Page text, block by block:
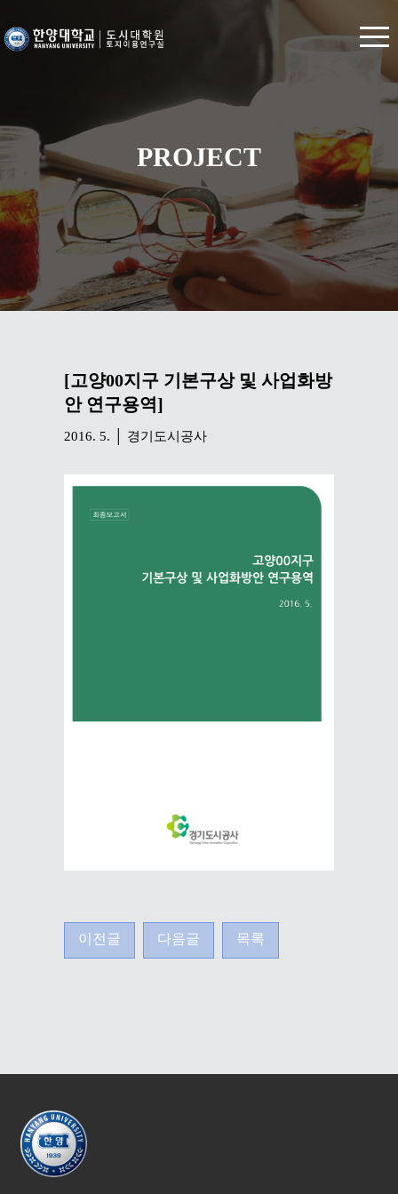
PROJECT
[고양00지구 기본구상 및 사업화방
안 연구용역]
2016. 5. │ 경기도시공사
이전글 다음글 목록